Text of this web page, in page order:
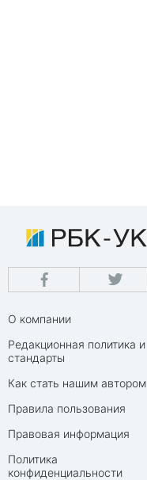
О компании
Редакционная политика и
стандарты
Как стать нашим автором
Правила пользования
Правовая информация
Политика
конфиденциальности